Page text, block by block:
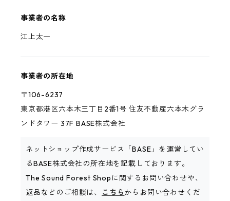
事業者の名称
江上太一
事業者の所在地
〒106-6237
東京都港区六本木三丁目2番1号 住友不動産六本木グラ
ンドタワー 37F BASE株式会社
ネットショップ作成サービス「BASE」を運営してい
るBASE株式会社の所在地を記載しております。
The Sound Forest Shopに関するお問い合わせや、
返品などのご相談は、
こちらからお問い合わせくだ